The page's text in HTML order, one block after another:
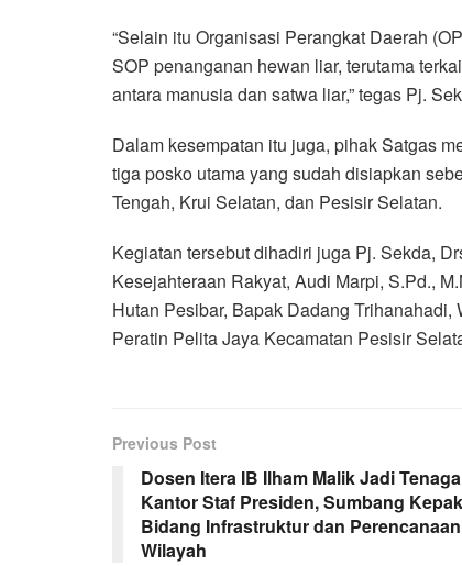
“Selain itu Organisasi Perangkat Daerah
SOP penanganan hewan liar, terutama
antara manusia dan satwa liar,” tegas Pj.
Dalam kesempatan itu juga, pihak Satgas
tiga posko utama yang sudah disiapkan
Tengah, Krui Selatan, dan Pesisir Selatan.
Kegiatan tersebut dihadiri juga Pj. Sekda,
Kesejahteraan Rakyat, Audi Marpi, S.Pd.,
Hutan Pesibar, Bapak Dadang
Peratin Pelita Jaya Kecamatan Pesisir
Previous Post
Dosen Itera IB Ilham Malik Jadi
Kantor Staf Presiden, Sumbang
Bidang Infrastruktur dan Perencanaan
Wilayah